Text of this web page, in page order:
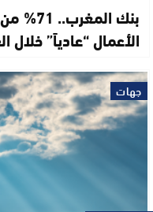
بنك
الأعمال “عادياً” خلال
جهات